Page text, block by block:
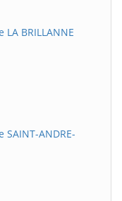
BRILLANNE
ANDRE-